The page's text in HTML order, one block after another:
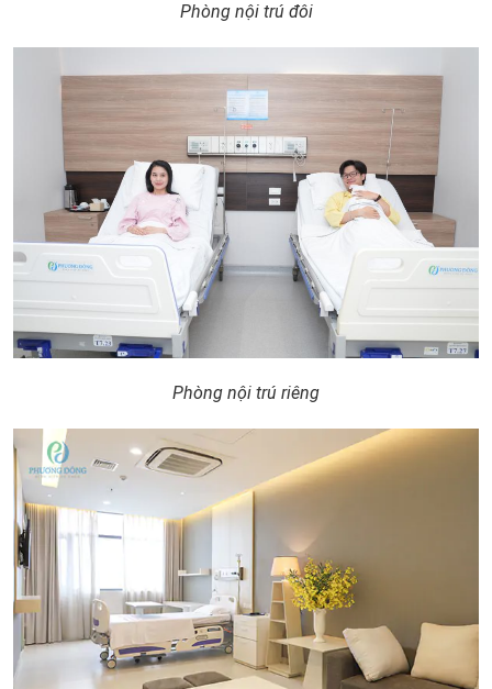
Phòng nội trú đôi
Phòng nội trú riêng